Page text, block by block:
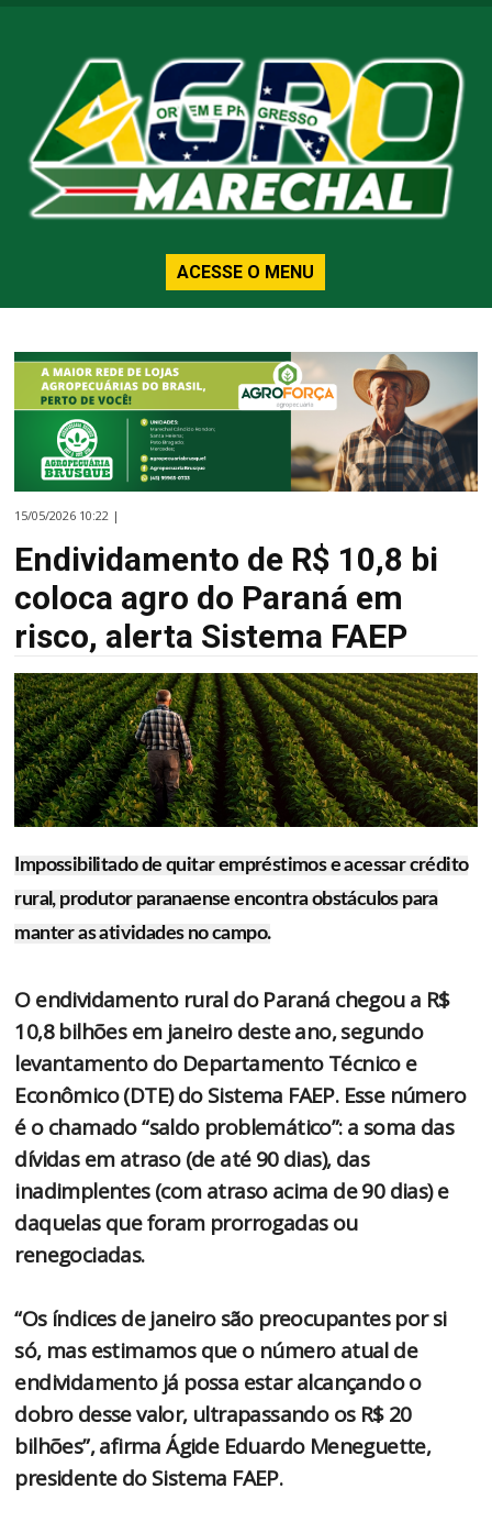
ACESSE O MENU
15/05/2026 10:22 |
Endividamento de R$ 10,8 bi
coloca agro do Paraná em
risco, alerta Sistema FAEP
Impossibilitado de quitar empréstimos e acessar crédito
rural, produtor paranaense encontra obstáculos para
manter as atividades no campo.
O endividamento rural do Paraná chegou a R$
10,8 bilhões em janeiro deste ano, segundo
levantamento do Departamento Técnico e
Econômico (DTE) do Sistema FAEP. Esse número
é o chamado “saldo problemático”: a soma das
dívidas em atraso (de até 90 dias), das
inadimplentes (com atraso acima de 90 dias) e
daquelas que foram prorrogadas ou
renegociadas.
“Os índices de janeiro são preocupantes por si
só, mas estimamos que o número atual de
endividamento já possa estar alcançando o
dobro desse valor, ultrapassando os R$ 20
bilhões”, afirma Ágide Eduardo Meneguette,
presidente do Sistema FAEP.